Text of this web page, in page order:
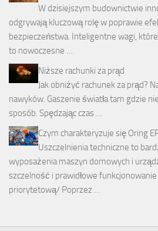
W dzisiejszym budownictwie
odgrywają kluczową rolę w poprawie
bezpieczeństwa. Inteligentne wagi,
to nowoczesne …
Niższe rachunki za prąd
Jak obniżyć rachunek za prąd?
nawyków. Gaszenie światła tam gdzie
sposób. Spędzając czas …
Czym charakteryzuje się Oring
Uszczelnienia techniczne to
wyposażenia maszyn domowych i
szczelność i prawidłowe
priorytetową/ Poprzez …